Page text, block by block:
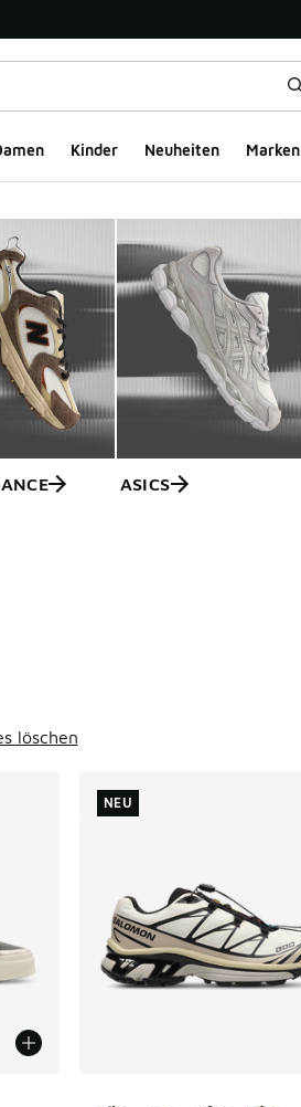
Kinder Neuheiten Marken
ASICS
löschen
NEU